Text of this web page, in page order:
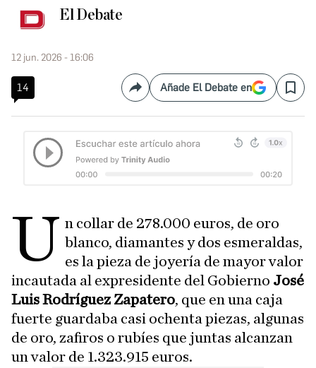
El Debate
12 jun. 2026 - 16:06
14 CompartirAñade El Debate en Save
U n collar de 278.000 euros, de oro
blanco, diamantes y dos esmeraldas,
es la pieza de joyería de mayor valor
incautada al expresidente del Gobierno José
Luis Rodríguez Zapatero, que en una caja
fuerte guardaba casi ochenta piezas, algunas
de oro, zafiros o rubíes que juntas alcanzan
un valor de 1.323.915 euros.